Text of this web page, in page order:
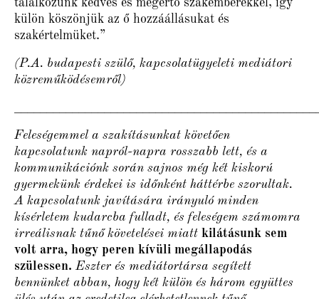
találkozunk kedves és megértő szakemberekkel, így
külön köszönjük az ő hozzáállásukat és
szakértelmüket.”
(P.A. budapesti szülő, kapcsolatügyeleti mediátori
közreműködésemről)
Feleségemmel a szakításunkat követően
kapcsolatunk napról-napra rosszabb lett, és a
kommunikációnk során sajnos még két kiskorú
gyermekünk érdekei is időnként háttérbe szorultak.
A kapcsolatunk javítására irányuló minden
kísérletem kudarcba fulladt, és feleségem számomra
irreálisnak tűnő követelései miatt kilátásunk sem
volt arra, hogy peren kívüli megállapodás
szülessen. Eszter és mediátortársa segített
bennünket abban, hogy két külön és három együttes